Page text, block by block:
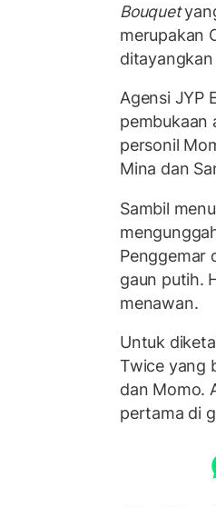
Bouquet
merupakan
ditayangkan
Agensi JYP
pembukaan
personil
Mina dan
Sambil
Penggemar
gaun putih.
menawan.
Untuk
Twice yang
dan Momo.
pertama di